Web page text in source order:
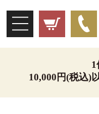
1
10,000円(税込)